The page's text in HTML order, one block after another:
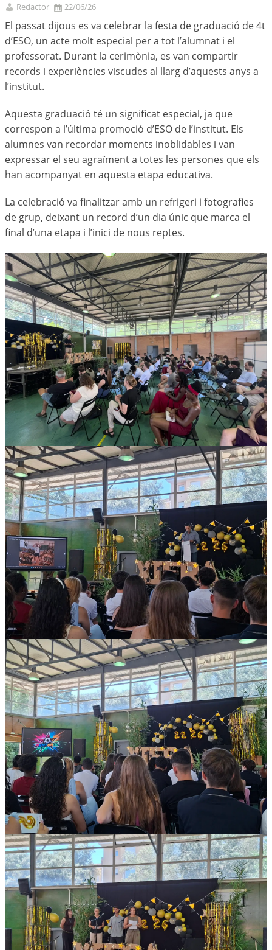
Redactor 22/06/26
El passat dijous es va celebrar la festa de graduació de 4t
d’ESO, un acte molt especial per a tot l’alumnat i el
professorat. Durant la cerimònia, es van compartir
records i experiències viscudes al llarg d’aquests anys a
l’institut.
Aquesta graduació té un significat especial, ja que
correspon a l’última promoció d’ESO de l’institut. Els
alumnes van recordar moments inoblidables i van
expressar el seu agraïment a totes les persones que els
han acompanyat en aquesta etapa educativa.
La celebració va finalitzar amb un refrigeri i fotografies
de grup, deixant un record d’un dia únic que marca el
final d’una etapa i l’inici de nous reptes.